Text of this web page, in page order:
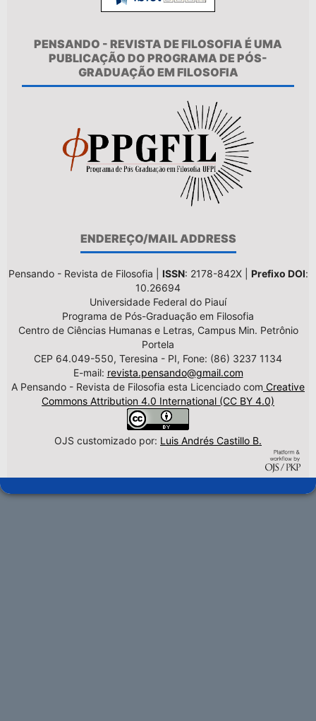
PENSANDO - REVISTA DE FILOSOFIA É UMA
PUBLICAÇÃO DO PROGRAMA DE PÓS-
GRADUAÇÃO EM FILOSOFIA
ENDEREÇO/MAIL ADDRESS
Pensando - Revista de Filosofia | ISSN: 2178-842X | Prefixo DOI:
10.26694
Universidade Federal do Piauí
Programa de Pós-Graduação em Filosofia
Centro de Ciências Humanas e Letras, Campus Min. Petrônio
Portela
CEP 64.049-550, Teresina - PI, Fone: (86) 3237 1134
E-mail: revista.pensando@gmail.com
A Pensando - Revista de Filosofia esta Licenciado com Creative
Commons Attribution 4.0 International (CC BY 4.0)
OJS customizado por: Luis Andrés Castillo B.